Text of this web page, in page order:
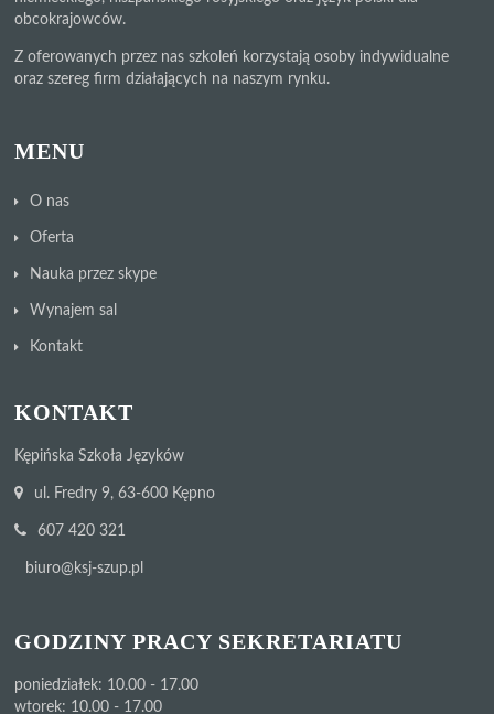
obcokrajowców.
Z oferowanych przez nas szkoleń korzystają osoby indywidualne
oraz szereg firm działających na naszym rynku.
MENU
O nas
Oferta
Nauka przez skype
Wynajem sal
Kontakt
KONTAKT
Kępińska Szkoła Języków
ul. Fredry 9, 63-600 Kępno
607 420 321
biuro@ksj-szup.pl
GODZINY PRACY SEKRETARIATU
poniedziałek: 10.00 - 17.00
wtorek: 10.00 - 17.00